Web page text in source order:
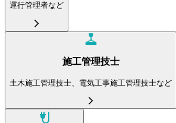
運行管理者など
施工管理技士
土木施工管理技士、電気工事施工管理技士など